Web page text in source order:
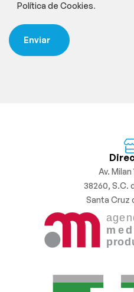
Política de Cookies.
Av. Milan
38260, S.C.
Santa Cruz